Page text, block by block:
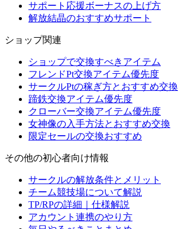
サポート応援ボーナスの上げ方
解放結晶のおすすめサポート
ショップ関連
ショップで交換すべきアイテム
フレンドPt交換アイテム優先度
サークルPtの稼ぎ方とおすすめ交換
蹄鉄交換アイテム優先度
クローバー交換アイテム優先度
女神像の入手方法とおすすめ交換
限定セールの交換おすすめ
その他の初心者向け情報
サークルの解放条件とメリット
チーム競技場について解説
TP/RPの詳細｜仕様解説
アカウント連携のやり方